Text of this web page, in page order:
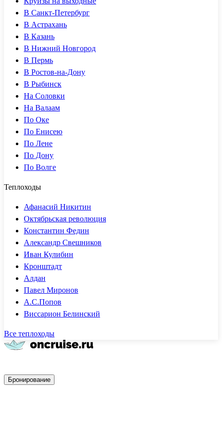
В Санкт-Петербург
В Астрахань
В Казань
В Нижний Новгород
В Пермь
В Ростов-на-Дону
В Рыбинск
На Соловки
На Валаам
По Оке
По Енисею
По Лене
По Дону
По Волге
Теплоходы
Афанасий Никитин
Октябрьская революция
Константин Федин
Александр Свешников
Иван Кулибин
Кронштадт
Алдан
Павел Миронов
А.С.Попов
Виссарион Белинский
Все теплоходы
Бронирование